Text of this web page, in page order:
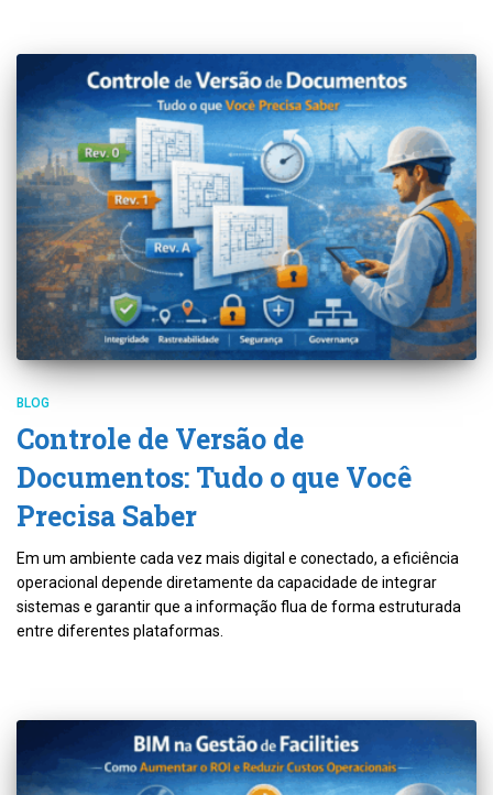
BLOG
Controle de Versão de
Documentos: Tudo o que Você
Precisa Saber
Em um ambiente cada vez mais digital e conectado, a eficiência
operacional depende diretamente da capacidade de integrar
sistemas e garantir que a informação flua de forma estruturada
entre diferentes plataformas.